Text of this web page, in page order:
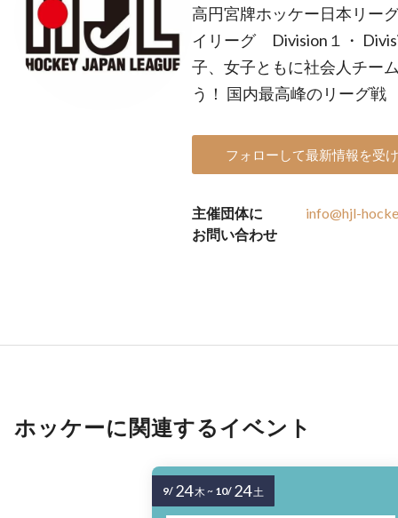
高円宮牌ホッケー日本リー
イリーグ Division１・
子、女子ともに社会人チー
う！ 国内最高峰のリーグ戦
フォローして最新情報を受
主催団体に
お問い合わせ
info@hjl-
ホッケーに関連するイベント
9/ 24木~ 10/ 24土